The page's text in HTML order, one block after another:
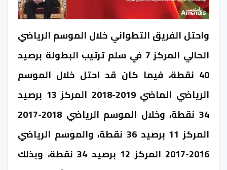
واحتل الفريق التطواني خلال الموسم الرياضي
الحالي المركز 7 في سلم ترتيب البطولة برصيد
40 نقطة، فيما كان قد احتل خلال الموسم
الرياضي الماضي 2019-2018 المركز 13 برصيد
34 نقطة، وخلال الموسم الرياضي 2018-2017
المركز 11 برصيد 36 نقطة، والموسم الرياضي
2016-2017 المركز 12 برصيد 34 نقطة، وبذلك